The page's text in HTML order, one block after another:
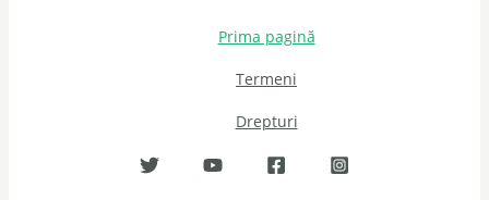
Prima pagină
Termeni
Drepturi